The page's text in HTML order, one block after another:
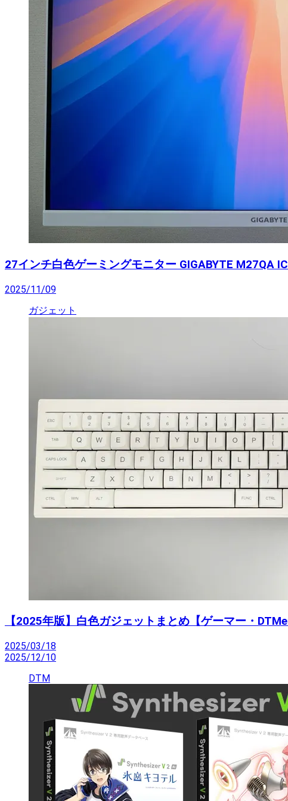
27インチ白色ゲーミングモニター GIGABYTE M27QA
2025/11/09
ガジェット
【2025年版】白色ガジェットまとめ【ゲーマー・
2025/03/18
2025/12/10
DTM